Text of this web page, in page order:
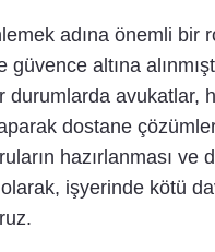
adına önemli
altına
avukatlar,
dostane
hazırlanması ve
işyerinde kötü